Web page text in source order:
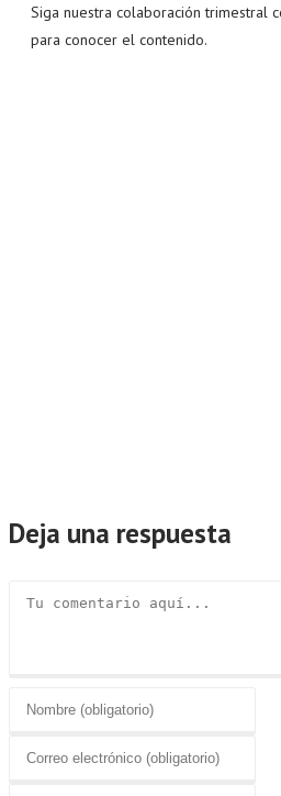
Siga nuestra colaboración trimestral
para conocer el contenido.
Deja una respuesta